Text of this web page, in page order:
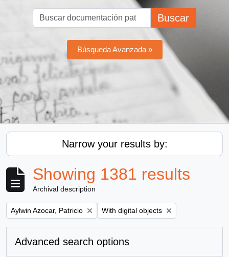
Buscar
Búsqueda Avanzada »
Narrow your results by:
Showing 1381 results
Archival description
Remove filter:
Aylwin Azocar, Patricio Remove filter:
With digital objects
Advanced search options